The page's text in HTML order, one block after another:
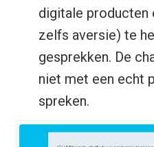
digitale producten
zelfs aversie) te
gesprekken. De
niet met een echt
spreken.